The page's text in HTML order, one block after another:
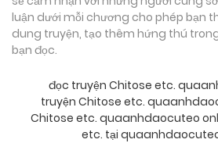
luận dưới mỗi chương cho phép bạn
dung truyện, tạo thêm hứng thú
bạn đọc.
đọc truyện Chitose etc.
truyện Chitose etc.
Chitose etc. quaanhdaocuteo
etc. tại